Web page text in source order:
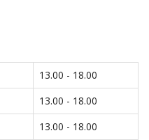
13.00 - 18.00
13.00 - 18.00
13.00 - 18.00